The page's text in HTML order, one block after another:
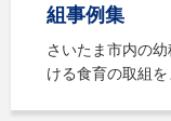
組事例集
さいたま市内の
ける食育の取組